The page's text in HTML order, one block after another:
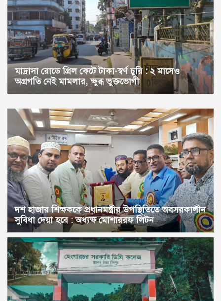
বিভাগীয় স্থানীয় সরকার উপ-পরিচালকের বাকিলা ইউনিয়ন পরিষদ পরিদর্শন
মাদ্রাসা রোডে গ্রিল কেটে টাকা-স্বর্ণ চুরি : ২ মাসেও
অগ্রগতি নেই মামলার, ক্ষুব্ধ ভুক্তভোগী
দশ হাজার শিক্ষককে প্রধানমন্ত্রীর উপস্থিতিতে অবসরকালীন
সুবিধা দেয়া হবে : অধ্যক্ষ মোশাররফ লিটন